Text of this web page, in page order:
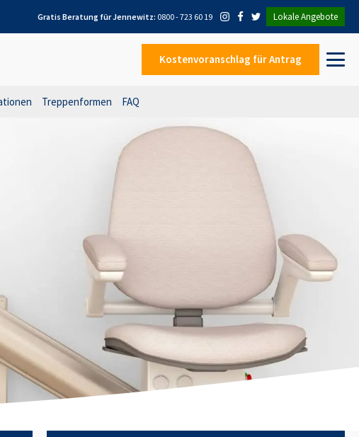
Gratis Beratung fürJennewitz: 0800 - 723 60 19 Lokale Angebote
Kostenvoranschlag für Antrag
Treppenformen FAQ